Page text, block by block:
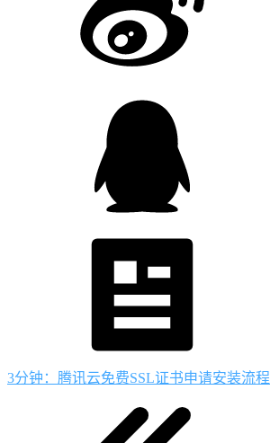
3分钟：腾讯云免费SSL证书申请安装流程